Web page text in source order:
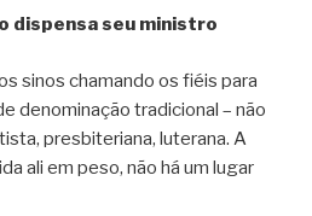
dispensa seu ministro
sinos chamando os fiéis para
denominação tradicional – não
presbiteriana, luterana. A
ali em peso, não há um lugar